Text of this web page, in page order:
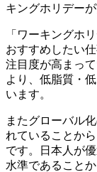
キングホリデーが
「ワーキングホ
おすすめしたい
注目度が高まっ
より、低脂質・
います。
またグローバル
れていることか
です。日本人が
水準であること